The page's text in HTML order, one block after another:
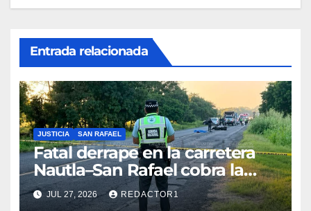
Entrada relacionada
JUSTICIA SAN RAFAEL
Fatal derrape en la carretera
Nautla–San Rafael cobra la
vida de joven motociclista
JUL 27, 2026 REDACTOR1